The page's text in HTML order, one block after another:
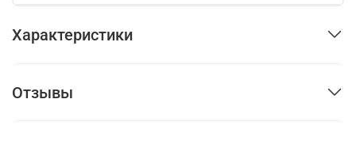
Характеристики
Отзывы